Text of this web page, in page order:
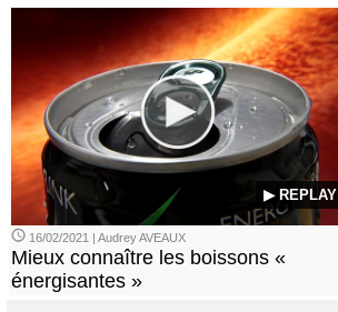
▶ REPLAY
16/02/2021 | Audrey AVEAUX
Mieux connaître les boissons «
énergisantes »